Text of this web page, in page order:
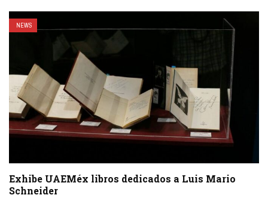
NEWS
Exhibe UAEMéx libros dedicados a Luis Mario
Schneider